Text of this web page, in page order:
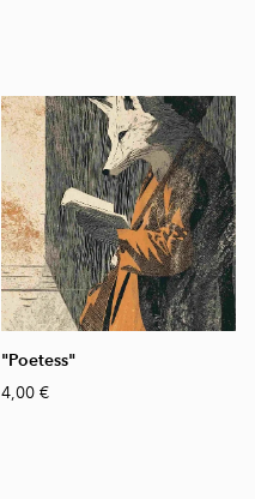
"Poetess"
4,00 €